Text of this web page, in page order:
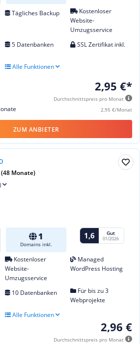
Tägliches Backup
Kostenloser
Website-
Umzugsservice
5 Datenbanken SSL Zertifikat inkl.
Alle Funktionen
2,95 €*
Durchschnittspreis pro Monat
2,95 €/Monat
ZUM ANBIETER
Monate)
1
Domains inkl.
1,6 Gut
01/2026
Kostenloser
Website-
Umzugsservice
Managed
WordPress Hosting
10 Datenbanken
Für bis zu 3
Webprojekte
Alle Funktionen
2,96 €
Durchschnittspreis pro Monat